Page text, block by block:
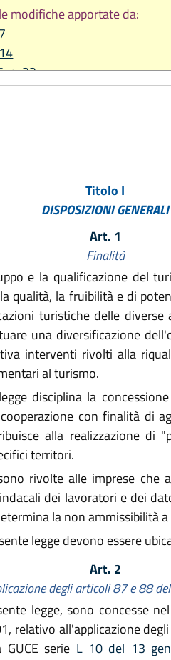
modifiche apportate da:
n. 22
1
14
17
Titolo I
DISPOSIZIONI GENERALI
Art. 1
Finalità
e la qualificazione del
qualità, la fruibilità e di
turistiche delle
una diversificazione
interventi rivolti alla
al turismo.
disciplina la
con finalità di
alla realizzazione
territori.
rivolte alle imprese
dei lavoratori e dei
la non ammissibilità
legge devono essere
Art. 2
degli articoli 87 e 88
legge, sono concesse
relativo all'applicazione
serie L 10 del 13